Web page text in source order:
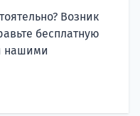
Возник
бесплатную
нашими